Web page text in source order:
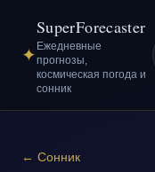
✦
SuperForecaster
Ежедневные
прогнозы,
космическая погода и
сонник
← Сонник